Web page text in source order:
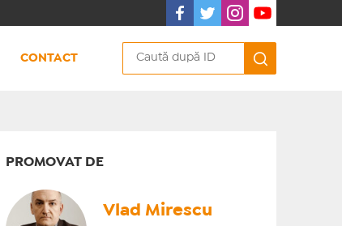
CONTACT
PROMOVAT DE
Vlad Mirescu